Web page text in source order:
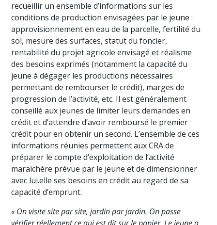
recueillir un ensemble d’informations sur les
conditions de production envisagées par le jeune :
approvisionnement en eau de la parcelle, fertilité du
sol, mesure des surfaces, statut du foncier,
rentabilité du projet agricole envisagé et réalisme
des besoins exprimés (notamment la capacité du
jeune à dégager les productions nécessaires
permettant de rembourser le crédit), marges de
progression de l’activité, etc. Il est généralement
conseillé aux jeunes de limiter leurs demandes en
crédit et d’attendre d’avoir remboursé le premier
crédit pour en obtenir un second. L’ensemble de ces
informations réunies permettent aux CRA de
préparer le compte d’exploitation de l’activité
maraichère prévue par le jeune et de dimensionner
avec lui.elle ses besoins en crédit au regard de sa
capacité d’emprunt.
« On visite site par site, jardin par jardin. On passe